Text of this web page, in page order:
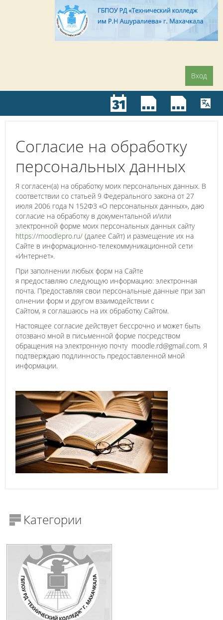
Вход
Согласие на обработку
персональных данных
Я согласен(а) на обработку моих персональных данных. В
соответствии со статьей 9 Федерального закона от 27
июля 2006 года N 152ФЗ «О персональных данных», даю
согласие на обработку в документальной и/или
электронной форме моих персональных данных сайту
https://moodlepro.ru/ (далее Сайт) и размещение их на
Сайте в информационно-телекоммуникационной сети
«Интернет».
При заполнении любых форм на Сайте
я предоставляю следующую информацию: электронная
почта. Предоставляя свои персональные данные при зап
олнении форм и другом взаимодействии с
Сайтом, я соглашаюсь на их обработку Сайтом.
Настоящее согласие действует бессрочно и может быть
отозвано мной в письменной форме посредством
обращения на электронную почту moodle.rd@gmail.com. Я
подтверждаю подлинность предоставленной мной
информации.
Категории